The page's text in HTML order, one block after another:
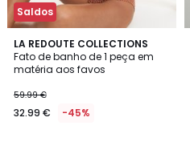
Saldos
LA REDOUTE COLLECTIONS
Fato de banho de 1 peça em
matéria aos favos
59.99 €
32.99 € -45%